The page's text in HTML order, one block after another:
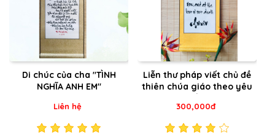
Di chúc của cha "TÌNH
NGHĨA ANH EM"
Liên hệ
Liễn thư pháp viết chủ đề
thiên chúa giáo theo yêu
300,000đ